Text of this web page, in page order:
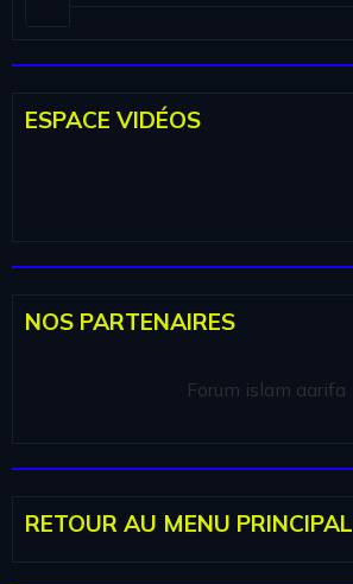
ESPACE VIDÉOS
NOS PARTENAIRES
Forum islam aarifa
RETOUR AU MENU PRINCIPAL